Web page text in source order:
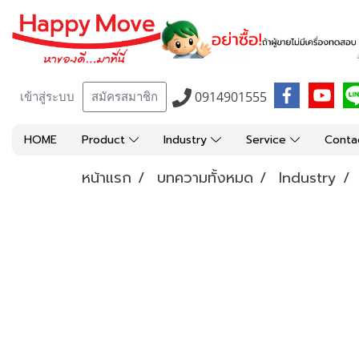
เข้าสู่ระบบ สมัครสมาชิก 0914901555
HOME Product Industry Service
หน้าแรก บทความทั้งหมด Industry